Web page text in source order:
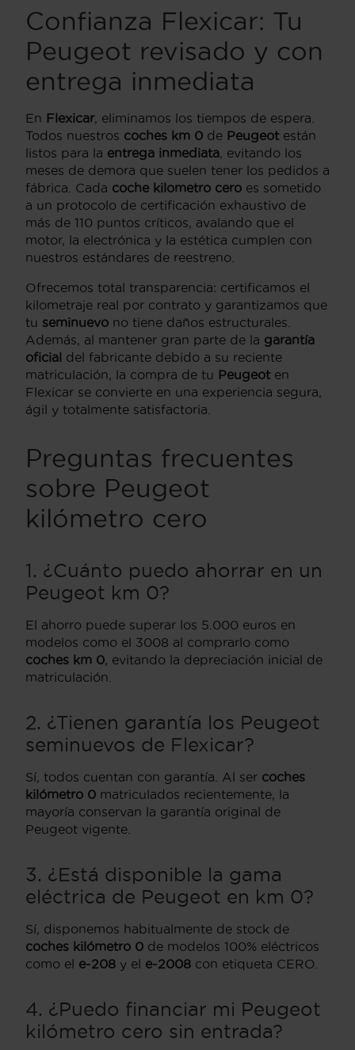
Confianza Flexicar: Tu
Peugeot revisado y con
entrega inmediata
En Flexicar, eliminamos los tiempos de espera.
Todos nuestros coches km 0 de Peugeot están
listos para la entrega inmediata , evitando los
meses de demora que suelen tener los pedidos a
fábrica. Cada coche kilometro cero es sometido
a un protocolo de certificación exhaustivo de
más de 110 puntos críticos, avalando que el
motor, la electrónica y la estética cumplen con
nuestros estándares de reestreno.
Ofrecemos total transparencia: certificamos el
kilometraje real por contrato y garantizamos que
tu seminuevo no tiene daños estructurales.
Además, al mantener gran parte de la garantía
oficial del fabricante debido a su reciente
matriculación, la compra de tu Peugeot en
Flexicar se convierte en una experiencia segura,
ágil y totalmente satisfactoria.
Preguntas frecuentes
sobre Peugeot
kilómetro cero
1. ¿Cuánto puedo ahorrar en un
Peugeot km 0?
El ahorro puede superar los 5.000 euros en
modelos como el 3008 al comprarlo como
coches km 0 , evitando la depreciación inicial de
matriculación.
2. ¿Tienen garantía los Peugeot
seminuevos de Flexicar?
Sí, todos cuentan con garantía. Al ser coches
kilómetro 0 matriculados recientemente, la
mayoría conservan la garantía original de
Peugeot vigente.
3. ¿Está disponible la gama
eléctrica de Peugeot en km 0?
Sí, disponemos habitualmente de stock de
coches kilómetro 0 de modelos 100% eléctricos
como el e-208 y el e-2008 con etiqueta CERO.
4. ¿Puedo financiar mi Peugeot
kilómetro cero sin entrada?